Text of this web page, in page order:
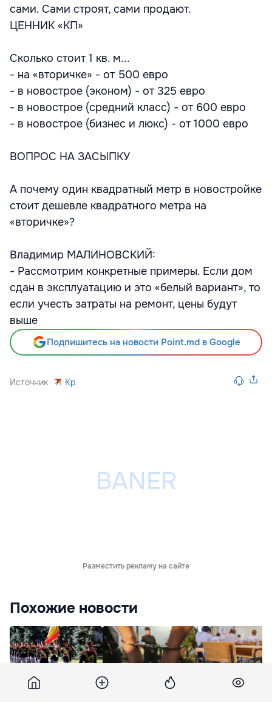
сами. Сами строят, сами продают.
ЦЕННИК «КП»
Сколько стоит 1 кв. м...
- на «вторичке» - от 500 евро
- в новострое (эконом) - от 325 евро
- в новострое (средний класс) - от 600 евро
- в новострое (бизнес и люкс) - от 1000 евро
ВОПРОС НА ЗАСЫПКУ
А почему один квадратный метр в новостройке
стоит дешевле квадратного метра на
«вторичке»?
Владимир МАЛИНОВСКИЙ:
- Рассмотрим конкретные примеры. Если дом
сдан в эксплуатацию и это «белый вариант», то
если учесть затраты на ремонт, цены будут
выше
Подпишитесь на новости Point.md в Google
Источник Kp
Разместить рекламу на сайте
Похожие новости
На Телецентре
Обманули
В Кишиневе